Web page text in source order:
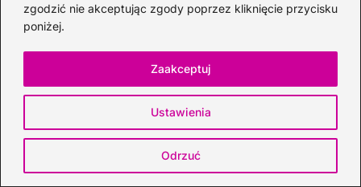
zgodzić nie akceptując zgody poprzez kliknięcie przycisku
poniżej.
Ustawienia
Odrzuć
Zaakceptuj